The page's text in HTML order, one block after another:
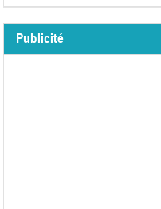
Publicité